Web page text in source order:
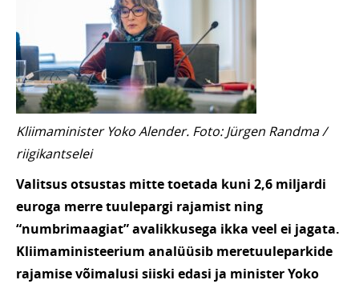
Kliimaminister Yoko Alender. Foto: Jürgen Randma /
riigikantselei
Valitsus otsustas mitte toetada kuni 2,6 miljardi
euroga merre tuulepargi rajamist ning
“numbrimaagiat” avalikkusega ikka veel ei jagata.
Kliimaministeerium analüüsib meretuuleparkide
rajamise võimalusi siiski edasi ja minister Yoko